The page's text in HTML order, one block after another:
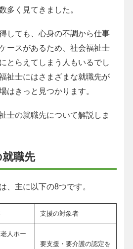
多く見てきました。
しても、心身の不調から仕事
ースがあるため、社会福祉士
とらえてしまう人もいるでし
祉士にはさまざまな就職先が
はきっと見つかります。
士の就職先について解説しま
職先
、主に以下の8つです。
支援の対象者
人ホー
要支援・要介護の認定を